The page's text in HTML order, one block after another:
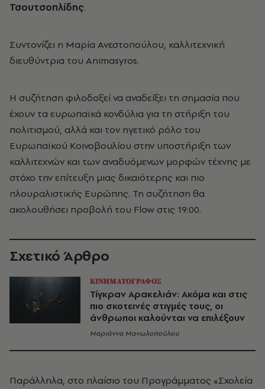
Τσουτσοπλίδης.
Συντονίζει η Μαρία Ανεστοπούλου, καλλιτεχνική
διευθύντρια του Animasyros.
Η συζήτηση φιλοδοξεί να αναδείξει τη σημασία που
έχουν τα ευρωπαϊκά κονδύλια για τη στήριξη του
πολιτισμού, αλλά και τον ηγετικό ρόλο του
Ευρωπαϊκού Κοινοβουλίου στην υποστήριξη των
καλλιτεχνών και των αναδυόμενων μορφών τέχνης με
στόχο την επίτευξη μιας δικαιότερης και πιο
πλουραλιστικής Ευρώπης. Τη συζήτηση θα
ακολουθήσει προβολή του Flow στις 19:00.
Σχετικό Άρθρο
ΚΙΝΗΜΑΤΟΓΡΑΦΟΣ
Τίγκραν Αρακελιάν: Ακόμα και στις
πιο σκοτεινές στιγμές τους, οι
άνθρωποι καλούνται να επιλέξουν
Μαριάννα Μανωλοπούλου
Παράλληλα, στο πλαίσιο του Προγράμματος «Σχολεία